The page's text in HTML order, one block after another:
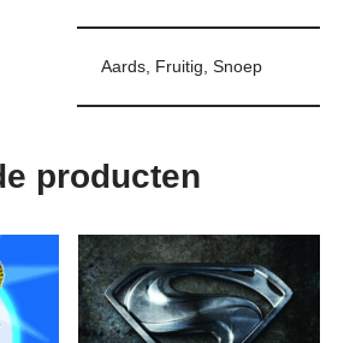
Aards, Fruitig, Snoep
producten